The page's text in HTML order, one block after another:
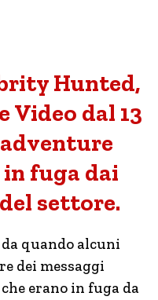
Hunted,
Video dal 13
fuga dai
settore.
quando alcuni
dei messaggi
erano in fuga da